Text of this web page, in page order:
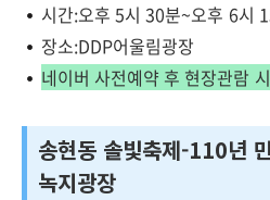
시간:오후 5시 30분~오후 6시
장소:DDP어울림광장
네이버 사전예약 후 현장관람
송현동 솔빛축제-110년
녹지광장